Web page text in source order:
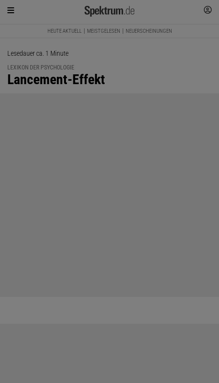
HEUTE AKTUELL MEISTGELESEN NEUERSCHEINUNGEN
Lesedauer ca. 1 Minute
LEXIKON DER PSYCHOLOGIE
:
Lancement-Effekt